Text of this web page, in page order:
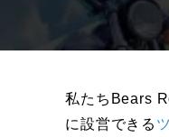
私たちBears
に設営できる